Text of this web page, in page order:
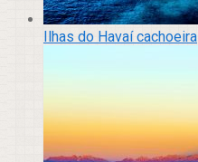
Ilhas do Havaí cachoeira